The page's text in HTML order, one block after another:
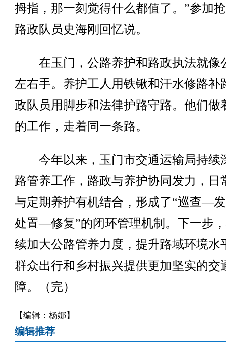
拇指，那一刻觉得什么都值了。”参加
路政队员史海刚回忆说。
在玉门，公路养护和路政执法就像
左右手。养护工人用铁锹和汗水修路补
政队员用脚步和法律护路守路。他们做
的工作，走着同一条路。
今年以来，玉门市交通运输局持续
路管养工作，路政与养护协同发力，日
与定期养护有机结合，形成了“巡查—
处置—修复”的闭环管理机制。下一步
续加大公路管养力度，提升路域环境水
群众出行和乡村振兴提供更加坚实的交
障。（完）
【编辑：杨娜】
编辑推荐